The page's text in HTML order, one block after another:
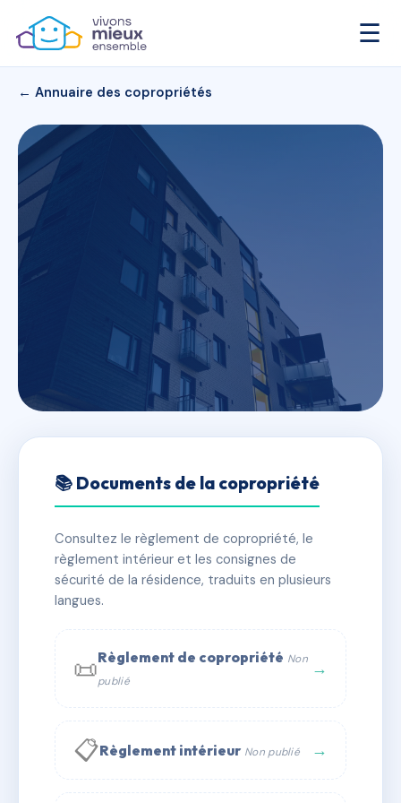
☰
← Annuaire des copropriétés
LES ACACIAS
✓ Immatriculée 🏠 16 lots 🏗 1 bâtiment(s)
📞 Contacter Syndic Digital
📚 Documents de la copropriété
Consultez le règlement de copropriété, le
règlement intérieur et les consignes de
sécurité de la résidence, traduits en plusieurs
langues.
📜Règlement de copropriété Non
publié
→
📋Règlement intérieur Non publié →